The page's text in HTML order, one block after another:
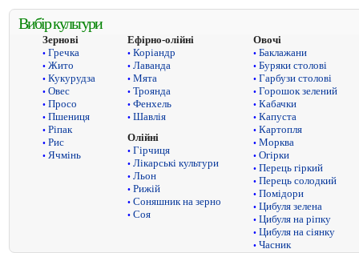
Вибір культури
Зернові
• Гречка
• Жито
• Кукурудза
• Овес
• Просо
• Пшениця
• Ріпак
• Рис
• Ячмінь
Ефірно-олійні
• Коріандр
• Лаванда
• Мята
• Троянда
• Фенхель
• Шавлія
Олійні
• Гірчиця
• Лікарські культури
• Льон
• Рижій
• Соняшник на зерно
• Соя
Овочі
• Баклажани
• Буряки столові
• Гарбузи столові
• Горошок зелений
• Кабачки
• Капуста
• Картопля
• Морква
• Огірки
• Перець гіркий
• Перець солодкий
• Помідори
• Цибуля зелена
• Цибуля на ріпку
• Цибуля на сіянку
• Часник